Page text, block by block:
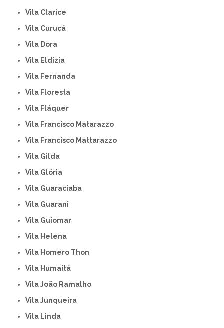
Vila Clarice
Vila Curuçá
Vila Dora
Vila Eldízia
Vila Fernanda
Vila Floresta
Vila Fláquer
Vila Francisco Matarazzo
Vila Francisco Mattarazzo
Vila Gilda
Vila Glória
Vila Guaraciaba
Vila Guarani
Vila Guiomar
Vila Helena
Vila Homero Thon
Vila Humaitá
Vila João Ramalho
Vila Junqueira
Vila Linda